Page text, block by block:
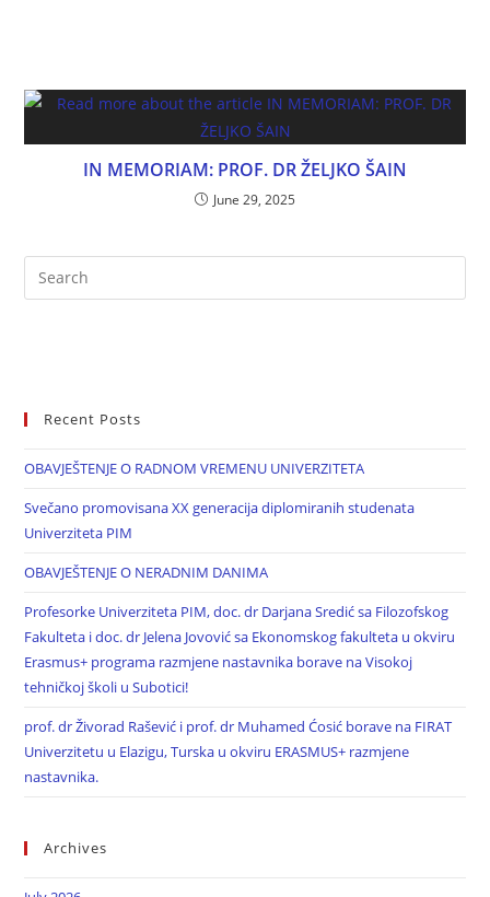
IN MEMORIAM: PROF. DR ŽELJKO ŠAIN
June 29, 2025
Recent Posts
OBAVJEŠTENJE O RADNOM VREMENU UNIVERZITETA
Svečano promovisana XX generacija diplomiranih studenata
Univerziteta PIM
OBAVJEŠTENJE O NERADNIM DANIMA
Profesorke Univerziteta PIM, doc. dr Darjana Sredić sa Filozofskog
Fakulteta i doc. dr Jelena Jovović sa Ekonomskog fakulteta u okviru
Erasmus+ programa razmjene nastavnika borave na Visokoj
tehničkoj školi u Subotici!
prof. dr Živorad Rašević i prof. dr Muhamed Ćosić borave na FIRAT
Univerzitetu u Elazigu, Turska u okviru ERASMUS+ razmjene
nastavnika.
Archives